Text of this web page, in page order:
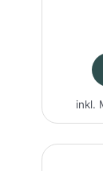
inkl.